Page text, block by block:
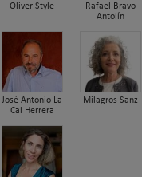
Oliver Style
Rafael Bravo
Antolín
José Antonio La
Cal Herrera
Milagros Sanz